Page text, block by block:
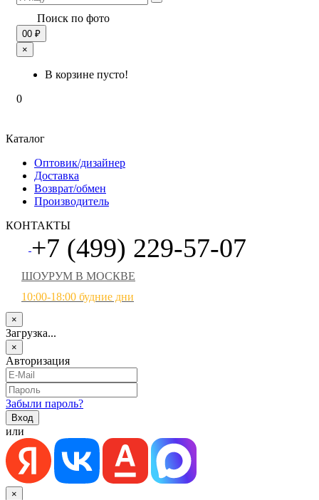
Поиск по фото
00 ₽
×
В корзине пусто!
0
Каталог
Оптовик/дизайнер
Доставка
Возврат/обмен
Производитель
КОНТАКТЫ
+7 (499) 229-57-07
ШОУРУМ В МОСКВЕ
10:00-18:00 будние дни
×
Загрузка...
×
Авторизация
Забыли пароль?
или
×